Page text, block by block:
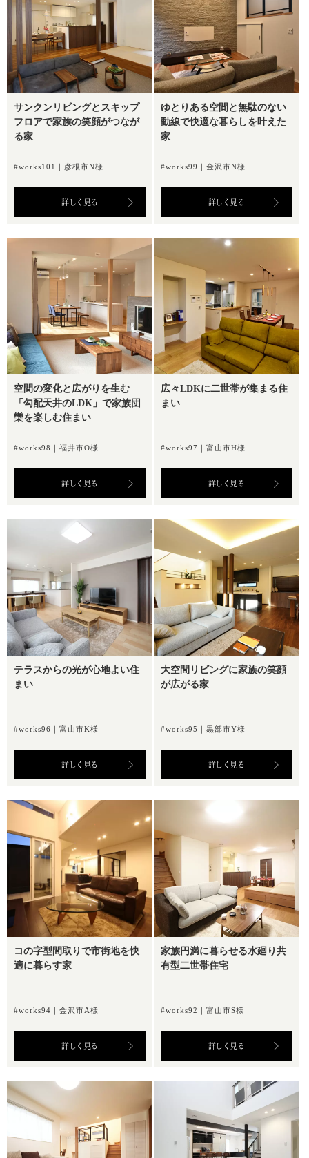
サンクンリビングとスキップ
フロアで家族の笑顔がつなが
る家
#works101｜彦根市N様
詳しく見る
ゆとりある空間と無駄のない
動線で快適な暮らしを叶えた
家
#works99｜金沢市N様
詳しく見る
空間の変化と広がりを生む
「勾配天井のLDK」で家族団
欒を楽しむ住まい
#works98｜福井市O様
詳しく見る
広々LDKに二世帯が集まる住
まい
#works97｜富山市H様
詳しく見る
テラスからの光が心地よい住
まい
#works96｜富山市K様
詳しく見る
大空間リビングに家族の笑顔
が広がる家
#works95｜黒部市Y様
詳しく見る
コの字型間取りで市街地を快
適に暮らす家
#works94｜金沢市A様
詳しく見る
家族円満に暮らせる水廻り共
有型二世帯住宅
#works92｜富山市S様
詳しく見る